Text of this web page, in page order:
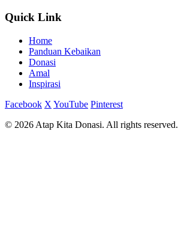
Quick Link
Home
Panduan Kebaikan
Donasi
Amal
Inspirasi
Facebook X YouTube Pinterest
© 2026 Atap Kita Donasi. All rights reserved.